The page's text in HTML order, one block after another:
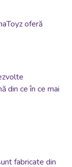
oferă
din ce în ce mai
fabricate din